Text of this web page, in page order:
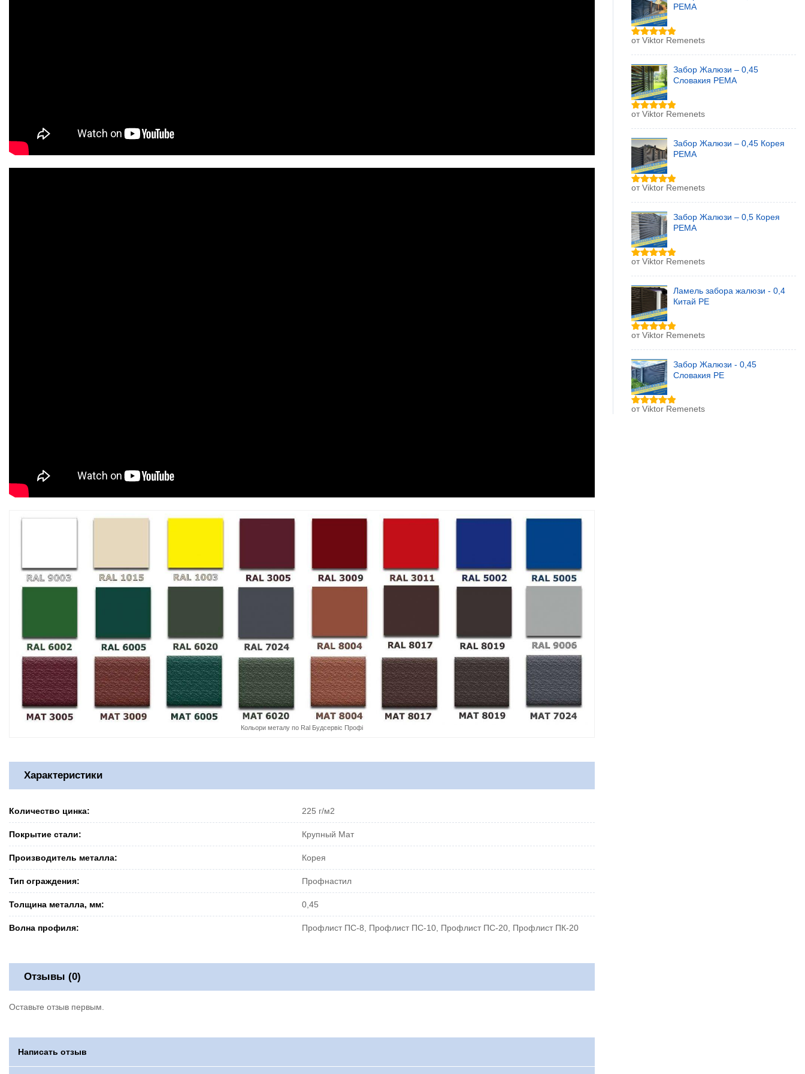
Кольори металу по Ral Будсервіс Профі
Характеристики
Количество цинка: 225 г/м2
Покрытие стали: Крупный Мат
Производитель металла: Корея
Тип ограждения: Профнастил
Толщина металла, мм: 0,45
Волна профиля: Профлист ПС-8, Профлист ПС-10, Профлист ПС-20, Профлист ПК-20
Отзывы (0)
Оставьте отзыв первым.
Написать отзыв
РЕМА
Оценка 5
от Viktor Remenets
Забор Жалюзи – 0,45
Словакия РЕМА
Оценка 5
от Viktor Remenets
Забор Жалюзи – 0,45 Корея
РЕМА
Оценка 5
от Viktor Remenets
Забор Жалюзи – 0,5 Корея
РЕМА
Оценка 5
от Viktor Remenets
Ламель забора жалюзи - 0,4
Китай РЕ
Оценка 5
от Viktor Remenets
Забор Жалюзи - 0,45
Словакия РЕ
Оценка 5
от Viktor Remenets